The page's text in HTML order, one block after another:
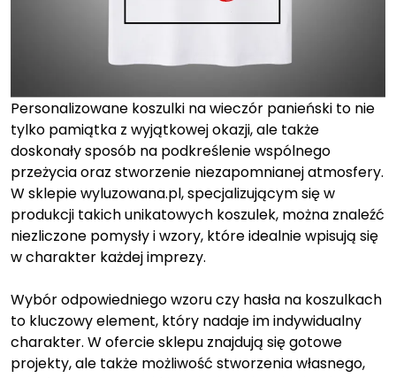
Personalizowane koszulki na wieczór panieński to nie
tylko pamiątka z wyjątkowej okazji, ale także
doskonały sposób na podkreślenie wspólnego
przeżycia oraz stworzenie niezapomnianej atmosfery.
W sklepie wyluzowana.pl, specjalizującym się w
produkcji takich unikatowych koszulek, można znaleźć
niezliczone pomysły i wzory, które idealnie wpisują się
w charakter każdej imprezy.
Wybór odpowiedniego wzoru czy hasła na koszulkach
to kluczowy element, który nadaje im indywidualny
charakter. W ofercie sklepu znajdują się gotowe
projekty, ale także możliwość stworzenia własnego,